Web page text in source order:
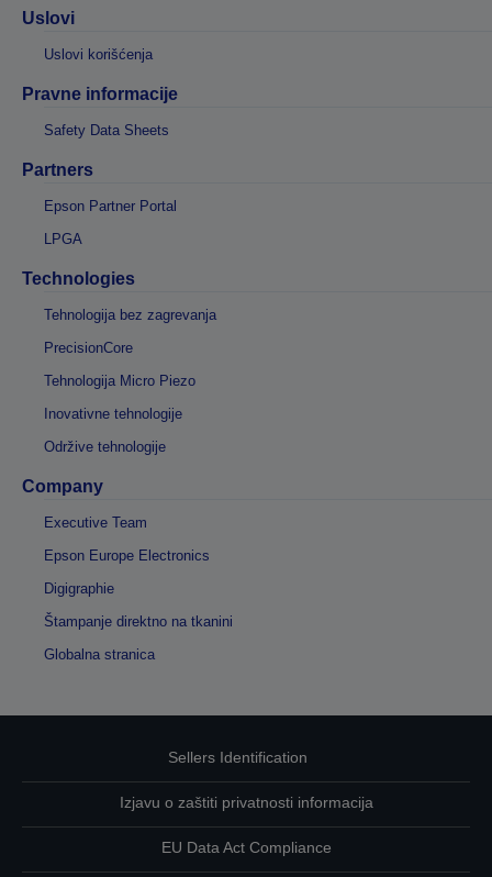
Uslovi
Uslovi korišćenja
Pravne informacije
Safety Data Sheets
Partners
Epson Partner Portal
LPGA
Technologies
Tehnologija bez zagrevanja
PrecisionCore
Tehnologija Micro Piezo
Inovativne tehnologije
Održive tehnologije
Company
Executive Team
Epson Europe Electronics
Digigraphie
Štampanje direktno na tkanini
Globalna stranica
Sellers Identification
Izjavu o zaštiti privatnosti informacija
EU Data Act Compliance